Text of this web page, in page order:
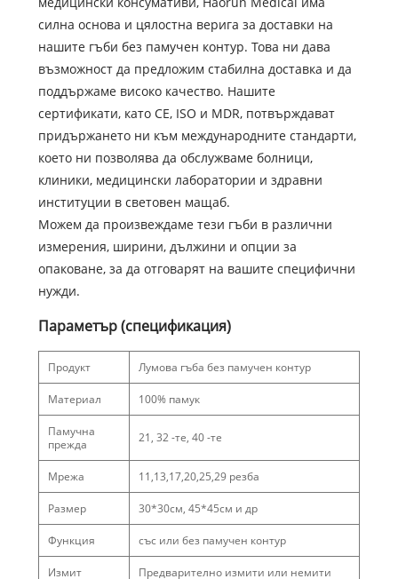
силна основа и цялостна верига за доставки на
нашите гъби без памучен контур. Това ни дава
възможност да предложим стабилна доставка и да
поддържаме високо качество. Нашите
сертификати, като CE, ISO и MDR, потвърждават
придържането ни към международните стандарти,
което ни позволява да обслужваме болници,
клиники, медицински лаборатории и здравни
институции в световен мащаб.
Можем да произвеждаме тези гъби в различни
измерения, ширини, дължини и опции за
опаковане, за да отговарят на вашите специфични
нужди.
Параметър (спецификация)
Продукт Лумова гъба без памучен контур
Материал 100% памук
Памучна
прежда
21, 32 -те, 40 -те
Мрежа 11,13,17,20,25,29 резба
Размер 30*30см, 45*45см и др
Функция със или без памучен контур
Измит Предварително измити или немити